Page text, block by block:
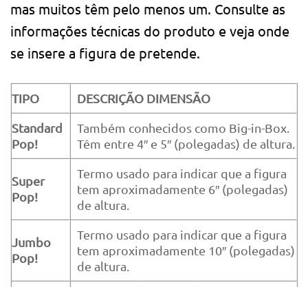
mas muitos têm pelo menos um. Consulte as
informações técnicas do produto e veja onde
se insere a figura de pretende.
TIPO DESCRIÇÃO DIMENSÃO
Standard
Pop!
Também conhecidos como Big-in-Box.
Têm entre 4″ e 5″ (polegadas) de altura.
Super
Pop!
Termo usado para indicar que a figura
tem aproximadamente 6″ (polegadas)
de altura.
Jumbo
Pop!
Termo usado para indicar que a figura
tem aproximadamente 10″ (polegadas)
de altura.